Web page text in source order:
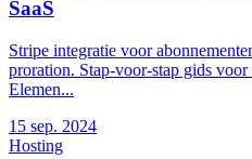
SaaS
Stripe integratie voor
proration. Stap-voor-stap gids
Elemen...
15 sep. 2024
Hosting